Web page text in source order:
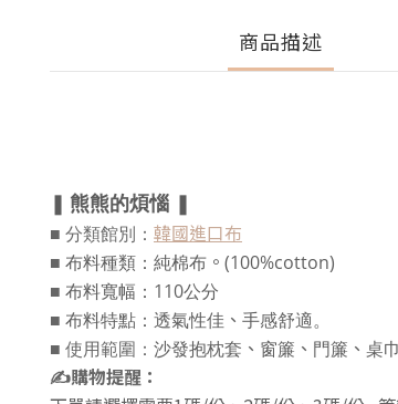
商品描述
熊熊的煩惱
■ 分類館別： 韓國進口布
■ 布料種類：純棉布 。 (100%cotton)
■ 布料寬幅：110公分
■ 布料特點：透氣性佳 、 手感舒適。
■ 使用範圍： 沙發抱枕套 、 窗簾 、 門簾 、 桌巾
✍️購物提醒：